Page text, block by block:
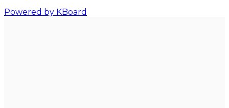
Powered by KBoard